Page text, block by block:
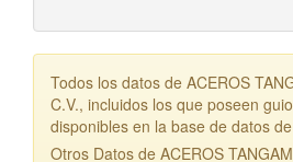
Todos los datos de ACEROS
C.V., incluidos los que poseen
disponibles en la base de datos de
Otros Datos de ACEROS